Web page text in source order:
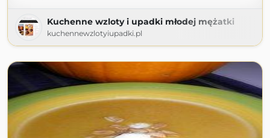
Kuchenne wzloty i upadki młodej mężatki
kuchennewzlotyiupadki.pl